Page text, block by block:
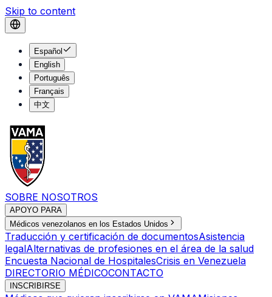
Skip to content
Español
English
Português
Français
中文
SOBRE NOSOTROS
APOYO PARA
Médicos venezolanos en los Estados Unidos
Traducción y certificación de documentosAsistencia
legalAlternativas de profesiones en el área de la salud
Encuesta Nacional de HospitalesCrisis en Venezuela
DIRECTORIO MÉDICOCONTACTO
INSCRIBIRSE